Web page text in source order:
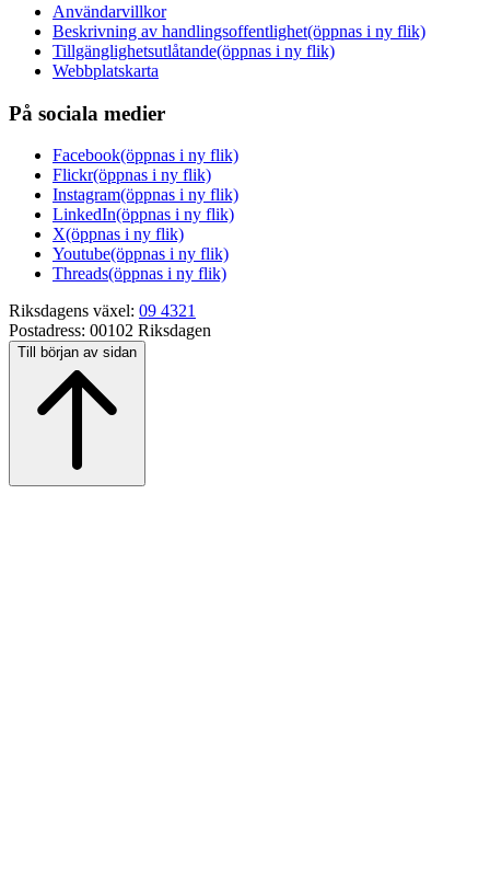
Användarvillkor
Beskrivning av handlingsoffentlighet(öppnas i ny flik)
Tillgänglighetsutlåtande(öppnas i ny flik)
Webbplatskarta
På sociala medier
Facebook(öppnas i ny flik)
Flickr(öppnas i ny flik)
Instagram(öppnas i ny flik)
LinkedIn(öppnas i ny flik)
X(öppnas i ny flik)
Youtube(öppnas i ny flik)
Threads(öppnas i ny flik)
Riksdagens växel: 09 4321
Postadress: 00102 Riksdagen
Till början av sidan